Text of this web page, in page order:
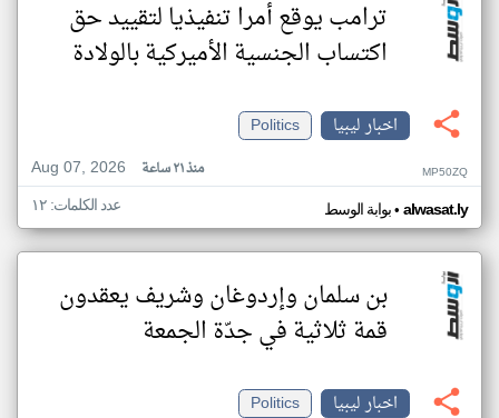
ترامب يوقع أمرا تنفيذيا لتقييد حق
اكتساب الجنسية الأميركية بالولادة
اخبار ليبيا
Politics
Aug 07, 2026
منذ ٢١ ساعة MP50ZQ
بوابة الوسط• alwasat.ly عدد الكلمات: ١٢
بن سلمان وإردوغان وشريف يعقدون
قمة ثلاثية في جدّة الجمعة
اخبار ليبيا
Politics